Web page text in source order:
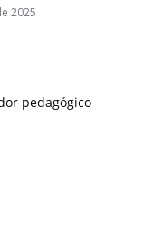
2025
pedagógico